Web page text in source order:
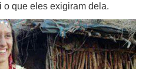
o que eles exigiram dela.